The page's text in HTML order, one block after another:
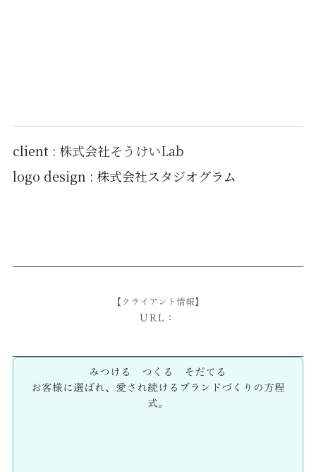
client : 株式会社そうけいLab
logo design : 株式会社スタジオグラム
【クライアント情報】
URL：
みつける つくる そだてる
お客様に選ばれ、愛され続けるブランドづくりの方程
式。